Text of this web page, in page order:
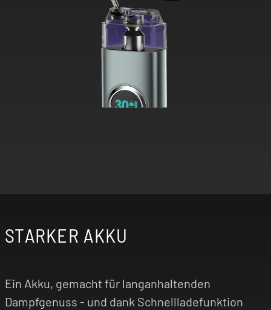
STARKER AKKU
Ein Akku, gemacht für langanhaltenden
Dampfgenuss - und dank Schnellladefunktion